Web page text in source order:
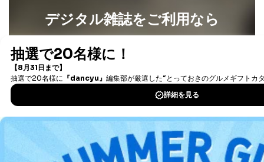
託・提供する場合、その業務に必要な範囲で委託・提
供先企業に個人情報を開示することがあります。
委託・提供先企業は具体的には以下のような企業です
が、これらに限りません。
委託先：カスタマーサポート支援会社 、クレジッ
トカード決済などの決済代行・料金回収会社、広
告配信サービス会社
提供先：出版社、出版物発売元、卸売会社、販売
販売店などの梱包・配送・配達会社
４．開示対象個人情報の「開示」「訂正」等の請求につ
いて
デジタル雑誌をご利用なら
書籍）が無料で読み放題！
DOWNLOAD FOR IOS
DOWNLOAD FOR ANDROID